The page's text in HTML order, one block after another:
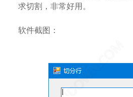
求切割，非常好用。
软件截图：